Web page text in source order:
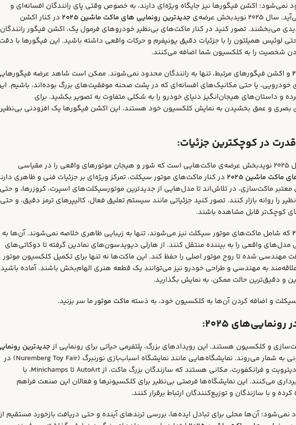
اکشن فیگورها نیز جایگاه ویژه‌ای دارند، به خصوص وقتی پای رانندگان افسانه‌ای و
عرضه‌ی
جدیدترین رونمایی‌ های ماکت ماشین ۲۰۲۵
در کنار اکشن
می‌بخشند. تصور کنید در کنار ماکت‌های بی‌نظیر خودروهای فرمول یک، اکشن فیگور رانندگان
لوئیس همیلتون را با جزئیات دقیق یونیفرم و حرکات واقعی داشته باشید. این فیگورها با
شخصیت را به کلکسیون شما اضافه می‌کنند.
و اکشن فیگورهای مرتبط، تنها به رانندگان محدود نمی‌شوند. ممکن است شاهد عرضه
یا حتی مکانیک‌های افسانه‌ای که در پشت صحنه موفقیت‌های بزرگ بوده‌اند، باشیم.
و داستان‌های هیجان‌انگیز دنیای خودرو را به شکلی متفاوت به تصویر بکشید. برای
بصری و عمق بخشیدن به نمایش کلکسیون خود هستند، این اکشن فیگورها یک افزودنی
برای علاقه‌مندان به دنیای موتورسیکلت‌ها، سال ۲۰۲۵ نویدبخش عرضه‌ی ماکت‌هایی است که شور و هیجان موتورهای واقعی را در مقیاسی
ماکت ماشین ۲۰۲۵
در کنار ماکت‌های موتور سیکلت، تمرکز ویژه‌ای بر جزئیات فنی و ظاهری
ماکت‌سازی، در تلاش‌اند تا مدل‌هایی از جدیدترین موتورسیکلت‌های اسپرت، کروزرها، و حتی
را روانه بازار کنند. تصور کنید جزئیاتی مانند سیستم تعلیق فعال، کالیپرهای ترمز دقیق، و حتی
کوچک‌تر قابل مشاهده باشند.
که شامل ماکت‌های موتور سیکلت نیز می‌شوند، تنها به زیبایی ظاهری خلاصه نمی‌شوند. آن‌ها به
واقعی را به بیننده منتقل کنند. از هارلی دیویدسون‌های نمادین گرفته تا دوکاتی‌های
مهندسی شده تا روح موتور اصلی را حفظ کند. این ماکت‌ها نه تنها برای تکمیل کلکسیون موتور
به مهندسی و طراحی خودرو نیز می‌توانند یک قطعه هنری الهام‌بخش باشند. آماده باشید
و دقیق‌ترین حالت ممکن، به نمایش بگذارید.
و اضافه کردن آن‌ها به کلکسیون خود، به ذسته ماکت موتورما سر بزنید.
۲۰۲۵:
و کلکسیون هستند. این رویدادهای بزرگ، پلتفرمی حیاتی برای رونمایی از جدیدترین
و سایر اقلام کلکسیونی به شمار می‌روند. نمایشگاه‌هایی مانند نمایشگاه اسباب‌بازی نورنبرگ (Nuremberg Toy Fair) در
آلمان، یا نمایشگاه‌های بزرگ خودرویی در ژنو، دیترویت و فرانکفورت، مکانی هستند که سازندگان بزرگ ماکت، از AutoArt تا Minichamps، با
می‌کنند. این نمایشگاه‌ها فرصتی بی‌نظیر برای کلکسیونرها و فعالان این صنعت فراهم
و با سازندگان و توزیع‌کنندگان ارتباط برقرار کنند.
نمی‌شود؛ آن‌ها محلی برای تبادل ایده‌ها، بررسی ترندهای آینده و حتی دریافت بازخورد مستقیم از